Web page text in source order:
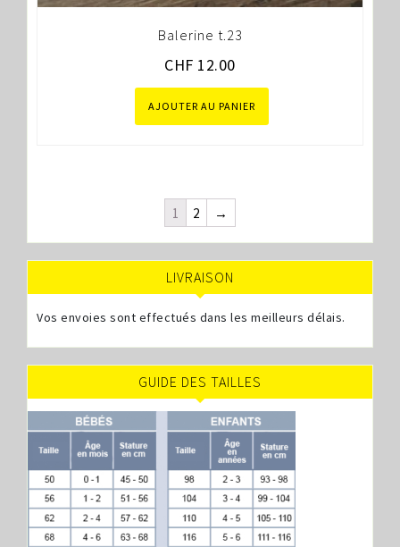
Balerine t.23
CHF 12.00
AJOUTER AU PANIER
1 2 →
LIVRAISON
Vos envoies sont effectués dans les meilleurs délais.
GUIDE DES TAILLES